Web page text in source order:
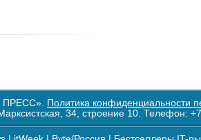
ПРЕСС». Политика конфиденциальности
34, строение 10. Телефон: